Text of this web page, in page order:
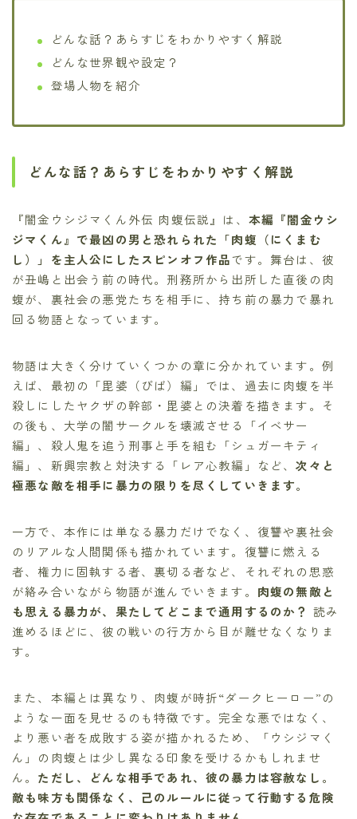
どんな話？あらすじをわかりやすく解説
どんな世界観や設定？
登場人物を紹介
どんな話？あらすじをわかりやすく解説
『闇金ウシジマくん外伝 肉蝮伝説』は、 本編『闇金ウシ
ジマくん』で最凶の男と恐れられた「肉蝮（にくまむ
し）」を主人公にしたスピンオフ作品です。舞台は、彼
が丑嶋と出会う前の時代。刑務所から出所した直後の肉
蝮が、裏社会の悪党たちを相手に、持ち前の暴力で暴れ
回る物語となっています。
物語は大きく分けていくつかの章に分かれています。例
えば、最初の「毘婆（びば）編」では、過去に肉蝮を半
殺しにしたヤクザの幹部・毘婆との決着を描きます。そ
の後も、大学の闇サークルを壊滅させる「イベサー
編」、殺人鬼を追う刑事と手を組む「シュガーキティ
編」、新興宗教と対決する「レア心教編」など、次々と
極悪な敵を相手に暴力の限りを尽くしていきます。
一方で、本作には単なる暴力だけでなく、復讐や裏社会
のリアルな人間関係も描かれています。復讐に燃える
者、権力に固執する者、裏切る者など、それぞれの思惑
が絡み合いながら物語が進んでいきます。 肉蝮の無敵と
も思える暴力が、果たしてどこまで通用するのか？ 読み
進めるほどに、彼の戦いの行方から目が離せなくなりま
す。
また、本編とは異なり、肉蝮が時折“ダークヒーロー”の
ような一面を見せるのも特徴です。完全な悪ではなく、
より悪い者を成敗する姿が描かれるため、「ウシジマく
ん」の肉蝮とは少し異なる印象を受けるかもしれませ
ん。 ただし、どんな相手であれ、彼の暴力は容赦なし。
敵も味方も関係なく、己のルールに従って行動する危険